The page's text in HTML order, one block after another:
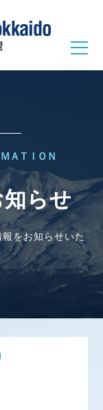
ジ
ー
ＡＴＩＯＮ
らせ
をお知らせいた